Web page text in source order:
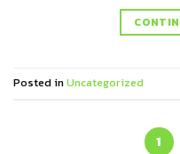
Posted inUncategorized
1